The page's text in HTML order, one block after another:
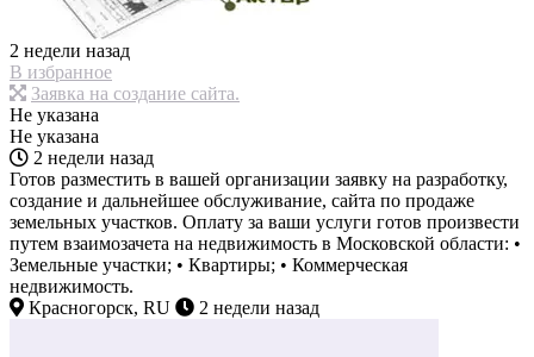
2 недели назад
В избранное
Заявка на создание сайта.
Не указана
Не указана
2 недели назад
Готов разместить в вашей организации заявку на разработку,
создание и дальнейшее обслуживание, сайта по продаже
земельных участков. Оплату за ваши услуги готов произвести
путем взаимозачета на недвижимость в Московской области: •
Земельные участки; • Квартиры; • Коммерческая
недвижимость.
Красногорск, RU
2 недели назад